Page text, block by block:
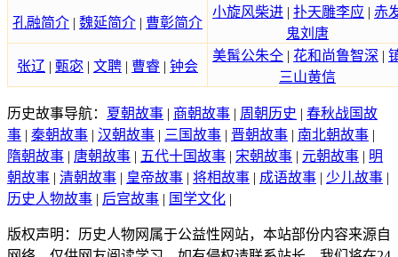
孔融简介 | 魏延简介 | 曹彰简介
小旋风柴进 | 扑天雕李应 | 赤
鬼刘唐
张辽 | 甄宓 | 文聘 | 曹睿 | 钟会
美髯公朱仝 | 花和尚鲁智深 |
三山黄信
历史故事导航： 夏朝故事 | 商朝故事 | 周朝历史 | 春秋战国故
事 | 秦朝故事 | 汉朝故事 | 三国故事 | 晋朝故事 | 南北朝故事 |
隋朝故事 | 唐朝故事 | 五代十国故事 | 宋朝故事 | 元朝故事 | 明
朝故事 | 清朝故事 | 皇帝故事 | 将相故事 | 成语故事 | 少儿故事 |
历史人物故事 | 后宫故事 | 国学文化 |
版权声明：历史人物网属于公益性网站，本站部份内容来源自